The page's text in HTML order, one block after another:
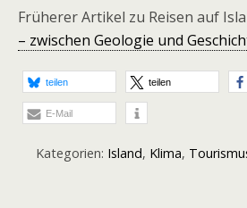
Früherer Artikel zu Reisen auf
– zwischen Geologie und
teilen teilen
E-Mail
Kategorien: Island, Klima,